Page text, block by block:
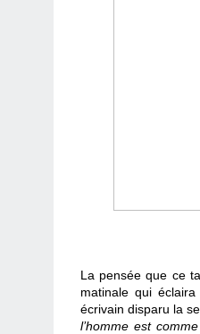
La pensée que ce
matinale qui
écrivain disparu la
l’homme est